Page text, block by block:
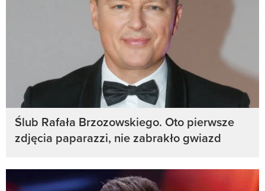
Ślub Rafała Brzozowskiego. Oto pierwsze
zdjęcia paparazzi, nie zabrakło gwiazd